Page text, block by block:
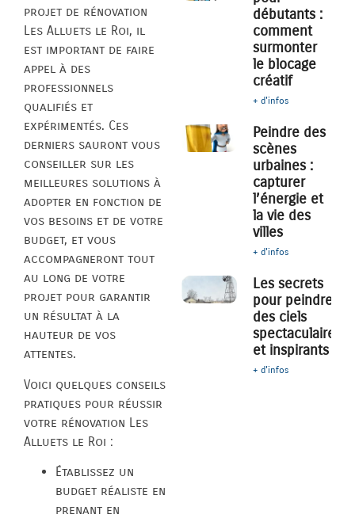
projet de rénovation
Les Alluets le Roi, il
est important de faire
appel à des
professionnels
qualifiés et
expérimentés. Ces
derniers sauront vous
conseiller sur les
meilleures solutions à
adopter en fonction de
vos besoins et de votre
budget, et vous
accompagneront tout
au long de votre
projet pour garantir
un résultat à la
hauteur de vos
attentes.
Voici quelques conseils
pratiques pour réussir
votre rénovation Les
Alluets le Roi :
Établissez un
budget réaliste en
prenant en
débutants :
comment
surmonter
le blocage
créatif
+ d'infos
Peindre des
scènes
urbaines :
capturer
l’énergie et
la vie des
villes
+ d'infos
Les secrets
pour peindre
des ciels
spectaculaires
et inspirants
+ d'infos